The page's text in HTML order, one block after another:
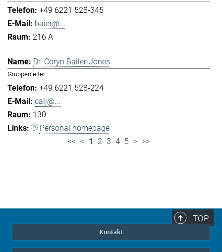
+49 6221 528-345
baier@...
216 A
Dr. Coryn Bailer-Jones
Gruppenleiter
+49 6221 528-224
calj@...
130
Personal homepage
<< < 1 2 3 4 5 > >>
TOP
Kontakt